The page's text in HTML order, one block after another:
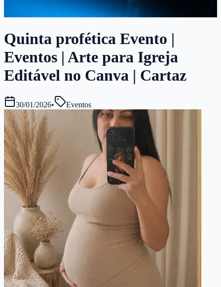
Quinta profética Evento |
Eventos | Arte para Igreja
Editável no Canva | Cartaz
30/01/2026• Eventos